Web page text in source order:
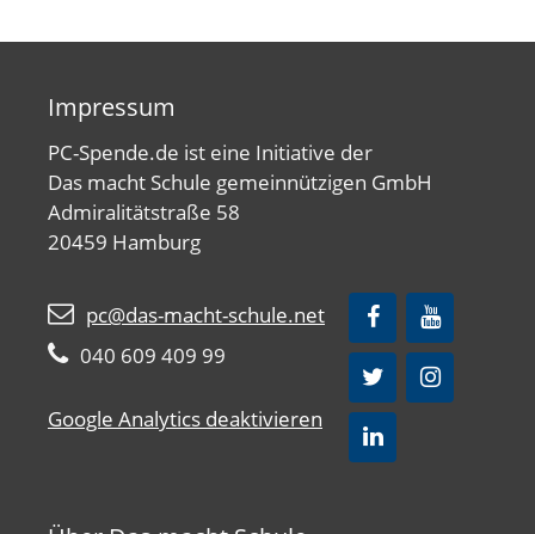
Impressum
PC-Spende.de ist eine Initiative der
Das macht Schule gemeinnützigen GmbH
Admiralitätstraße 58
20459 Hamburg
pc@das-macht-schule.net
040 609 409 99
Google Analytics deaktivieren